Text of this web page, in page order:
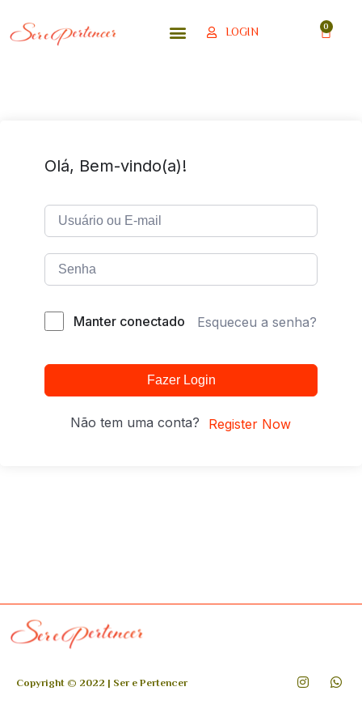
LOGIN
Olá, Bem-vindo(a)!
Manter conectado Esqueceu a senha?
Fazer Login
Não tem uma conta? Register Now
Copyright © 2022 | Ser e Pertencer